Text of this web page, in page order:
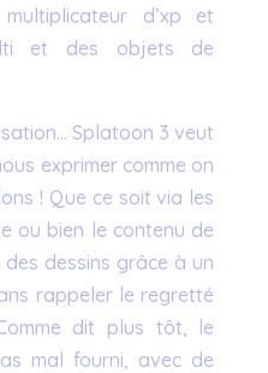
d’xp et
et des objets de
Splatoon 3 veut
exprimer comme on
! Que ce soit via les
ou bien le contenu de
dessins grâce à un
rappeler le regretté
dit plus tôt, le
mal fourni, avec de